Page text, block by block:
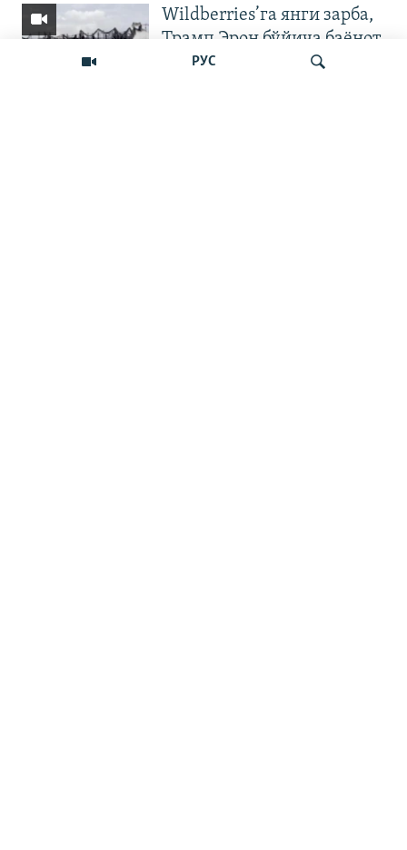
РУС
Wildberries’га янги зарба,
Трамп Эрон бўйича баёнот
қилди